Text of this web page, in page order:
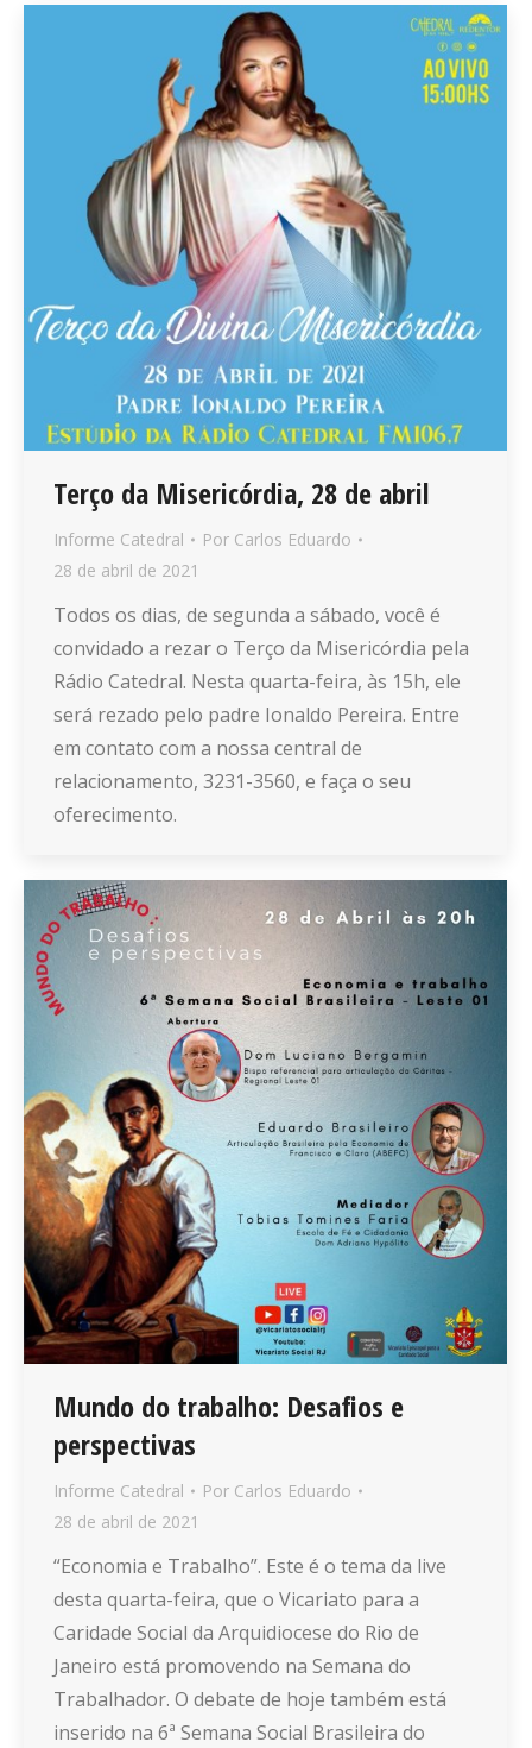
Terço da Misericórdia, 28 de abril
Informe Catedral Por Carlos Eduardo
28 de abril de 2021
Todos os dias, de segunda a sábado, você é
convidado a rezar o Terço da Misericórdia pela
Rádio Catedral. Nesta quarta-feira, às 15h, ele
será rezado pelo padre Ionaldo Pereira. Entre
em contato com a nossa central de
relacionamento, 3231-3560, e faça o seu
oferecimento.
Mundo do trabalho: Desafios e
perspectivas
Informe Catedral Por Carlos Eduardo
28 de abril de 2021
“Economia e Trabalho”. Este é o tema da live
desta quarta-feira, que o Vicariato para a
Caridade Social da Arquidiocese do Rio de
Janeiro está promovendo na Semana do
Trabalhador. O debate de hoje também está
inserido na 6ª Semana Social Brasileira do